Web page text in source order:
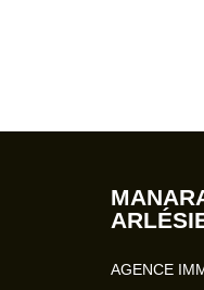
AGENCE